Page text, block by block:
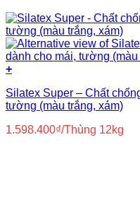
+
Silatex Super – Chất
tường (màu trắng, xám)
1.598.400₫/Thùng 12kg